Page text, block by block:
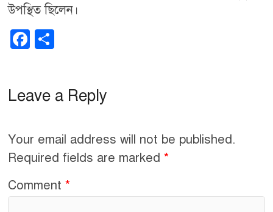
উপস্থিত ছিলেন।
F
e
o
o
e
Leave a Reply
Your email address will not be published.
Required fields are marked*
Comment*